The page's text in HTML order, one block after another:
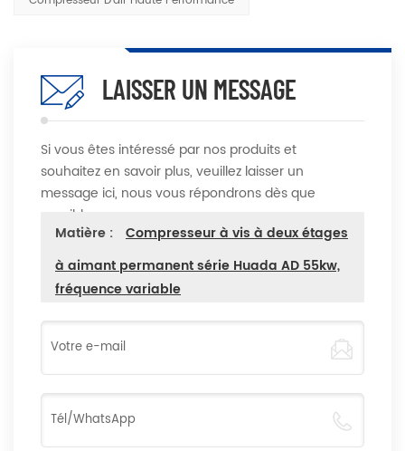
LAISSER UN MESSAGE
Si vous êtes intéressé par nos produits et
souhaitez en savoir plus, veuillez laisser un
message ici, nous vous répondrons dès que
possible
Matière :
Compresseur à vis à deux étages
à aimant permanent série Huada AD 55kw,
fréquence variable